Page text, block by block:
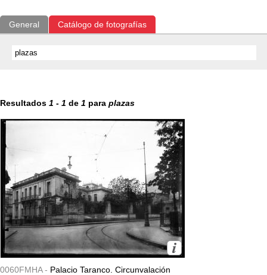
General Catálogo de fotografías
Resultados 1 - 1 de 1 para plazas
0060FMHA - Palacio Taranco. Circunvalación